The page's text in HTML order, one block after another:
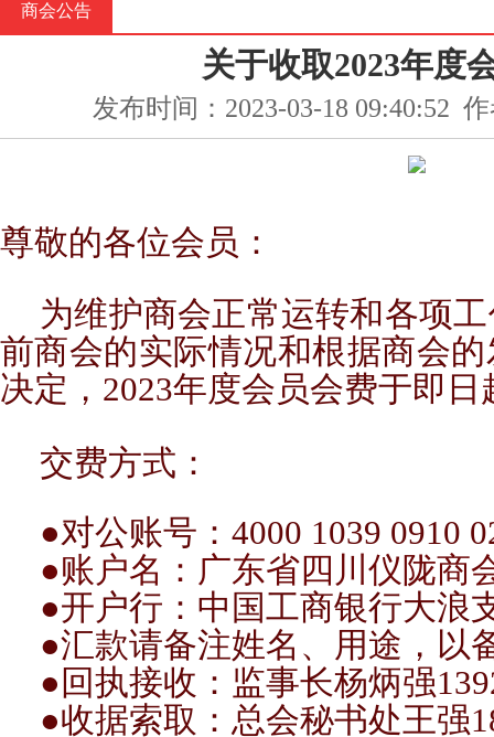
商会公告
关于收取2023年度
发布时间：2023-03-18 09:40:52
尊敬的各位会员：
为维护商会正常运转和各项
前商会的实际情况和根据商会
决定，2023年度会员会费于即
交费方式：
●对公账号：4000 1039 0910
●账户名：广东省四川仪陇商
●开户行：中国工商银行大浪
●汇款请备注姓名、用途，以
●回执接收：监事长杨炳强
●收据索取：总会秘书处王强